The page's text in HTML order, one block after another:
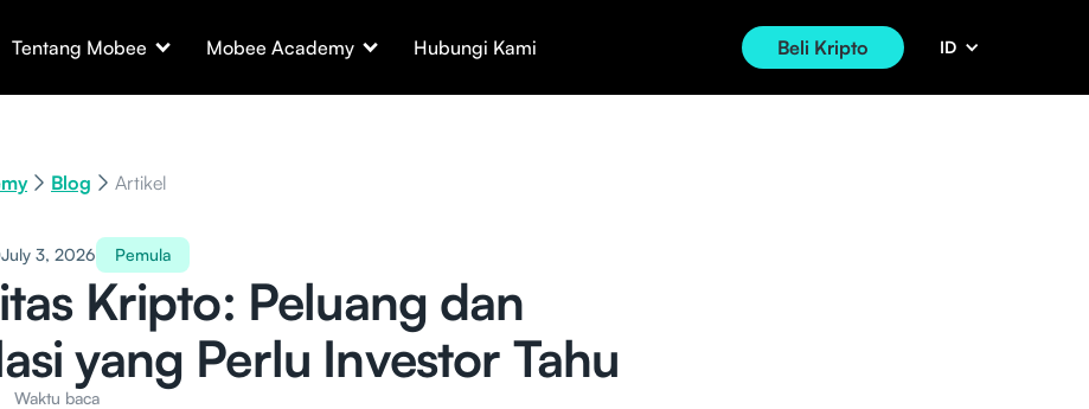
Tentang Mobee Mobee Academy Hubungi Kami Beli Kripto ID
Blog Artikel
Pemula
July 3, 2026
Kripto: Peluang dan
yang Perlu Investor Tahu
Waktu baca